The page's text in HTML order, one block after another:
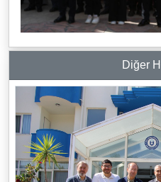
Diğer